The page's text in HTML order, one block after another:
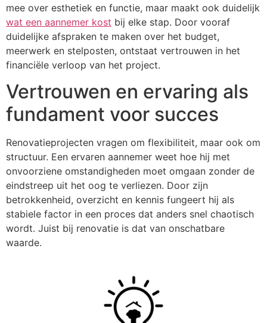
mee over esthetiek en functie, maar maakt ook duidelijk
wat een aannemer kost bij elke stap. Door vooraf
duidelijke afspraken te maken over het budget,
meerwerk en stelposten, ontstaat vertrouwen in het
financiële verloop van het project.
Vertrouwen en ervaring als
fundament voor succes
Renovatieprojecten vragen om flexibiliteit, maar ook om
structuur. Een ervaren aannemer weet hoe hij met
onvoorziene omstandigheden moet omgaan zonder de
eindstreep uit het oog te verliezen. Door zijn
betrokkenheid, overzicht en kennis fungeert hij als
stabiele factor in een proces dat anders snel chaotisch
wordt. Juist bij renovatie is dat van onschatbare
waarde.